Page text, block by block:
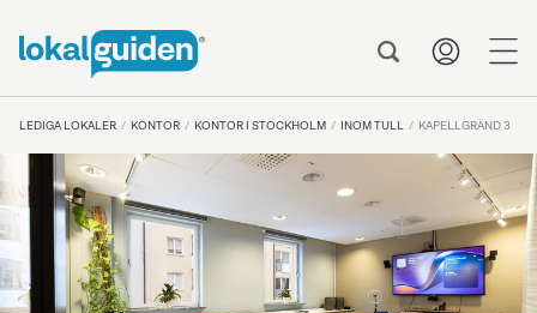
LEDIGA LOKALER KONTOR KONTOR I STOCKHOLM INOM TULL KAPELLGRÄND 3